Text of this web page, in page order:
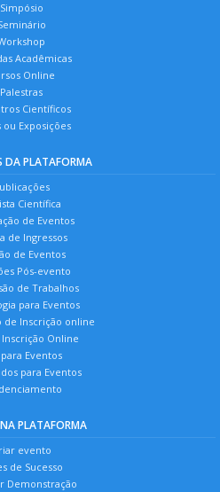
Simpósio
Acadêmicas
Online
Palestras
Científicos
ou Exposições
DA PLATAFORMA
Científica
de Eventos
de Ingressos
de Eventos
Pós-evento
de Trabalhos
para Eventos
de Inscrição online
Online
Eventos
para Eventos
PLATAFORMA
evento
de Sucesso
Demonstração